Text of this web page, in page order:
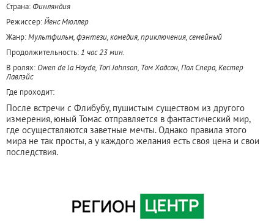
Страна:Финляндия
Режиссер:Йенс Мюллер
Жанр:Мультфильм, фэнтези, комедия, приключения, семейный
Продолжительность: 1 час 23 мин.
В ролях: Owen de la Hoyde, Tori Johnson, Том Хадсон, Пол Спера, Кестер
Лавлэйс
Где проходит:
После встречи с Флибубу, пушистым существом из другого
измерения, юный Томас отправляется в фантастический мир,
где осуществляются заветные мечты. Однако правила этого
мира не так просты, а у каждого желания есть своя цена и свои
последствия.